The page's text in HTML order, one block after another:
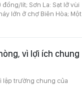
lít; Sơn La: Sạt lở vùi
lớn ở chợ Biên Hòa; Một
vì lợi ích chung
lập trường chung của